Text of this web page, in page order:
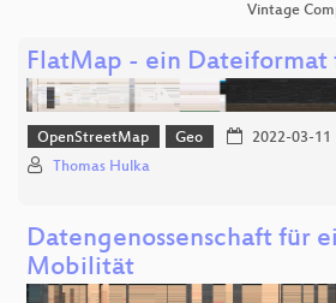
Vintage
FlatMap - ein Dateiformat
OpenStreetMap Geo 2022-03-11
Thomas Hulka
Datengenossenschaft für
Mobilität